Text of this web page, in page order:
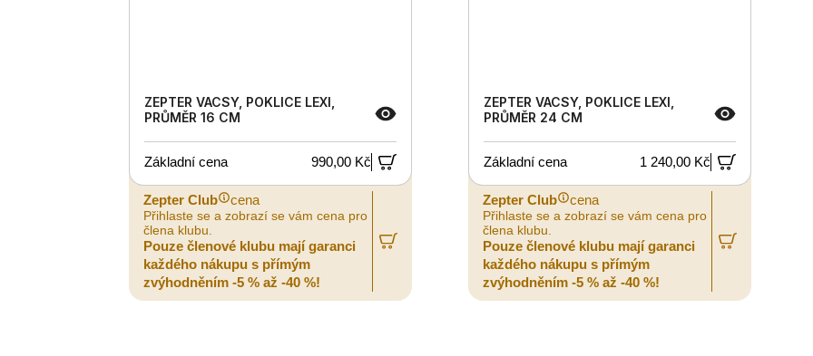
ZEPTER VACSY, POKLICE LEXI,
PRŮMĚR 16 CM
Základní cena 990,00 Kč
Zepter Club cena
Přihlaste se a zobrazí se vám cena pro
člena klubu.
Pouze členové klubu mají garanci
každého nákupu s přímým
zvýhodněním -5 % až -40 %!
ZEPTER VACSY, POKLICE LEXI,
PRŮMĚR 24 CM
Základní cena 1 240,00 Kč
Zepter Club cena
Přihlaste se a zobrazí se vám cena pro
člena klubu.
Pouze členové klubu mají garanci
každého nákupu s přímým
zvýhodněním -5 % až -40 %!